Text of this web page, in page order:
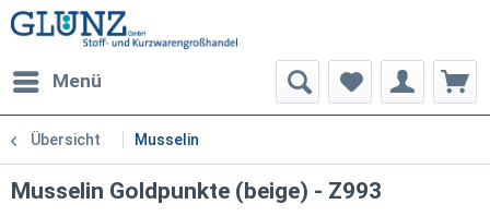
Menü
Übersicht Musselin
Musselin Goldpunkte (beige) - Z993